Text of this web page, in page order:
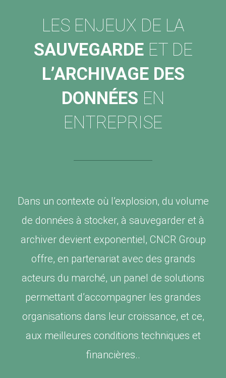
LES ENJEUX DE LA
SAUVEGARDE ET DE
L’ARCHIVAGE DES
DONNÉES EN
ENTREPRISE
Dans un contexte où l’explosion, du volume
de données à stocker, à sauvegarder et à
archiver devient exponentiel, CNCR Group
offre, en partenariat avec des grands
acteurs du marché, un panel de solutions
permettant d’accompagner les grandes
organisations dans leur croissance, et ce,
aux meilleures conditions techniques et
financières..